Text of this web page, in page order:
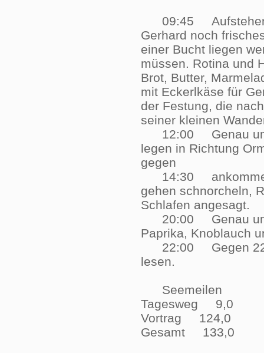
09:45 Aufstehen
Gerhard noch
einer Bucht liegen
müssen. Rotina und
Brot, Butter,
mit Eckerlkäse für
der Festung, die
seiner kleinen
12:00 Genau um
legen in Richtung
gegen
14:30 ankommen
gehen schnorcheln,
Schlafen
20:00 Genau um
Paprika, Knoblauch
22:00 Gegen
lesen.
Seemeilen
Tagesweg 9,0
Vortrag 124,0
Gesamt 133,0